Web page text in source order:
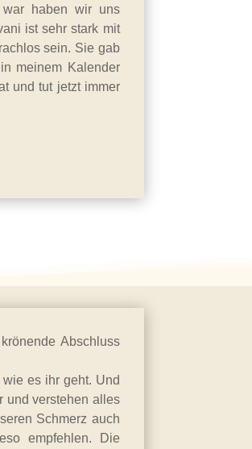
war haben wir uns
ist sehr stark mit
sein. Sie gab
meinem Kalender
und tut jetzt immer
Abschluss
es ihr geht. Und
und verstehen alles
Schmerz auch
empfehlen. Die